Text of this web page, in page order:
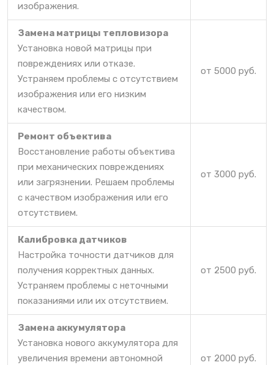
изображения.
Замена матрицы тепловизора
Установка новой матрицы при
повреждениях или отказе.
Устраняем проблемы с отсутствием
изображения или его низким
качеством.
от 5000 руб.
Ремонт объектива
Восстановление работы объектива
при механических повреждениях
или загрязнении. Решаем проблемы
с качеством изображения или его
отсутствием.
от 3000 руб.
Калибровка датчиков
Настройка точности датчиков для
получения корректных данных.
Устраняем проблемы с неточными
показаниями или их отсутствием.
от 2500 руб.
Замена аккумулятора
Установка нового аккумулятора для
увеличения времени автономной
от 2000 руб.